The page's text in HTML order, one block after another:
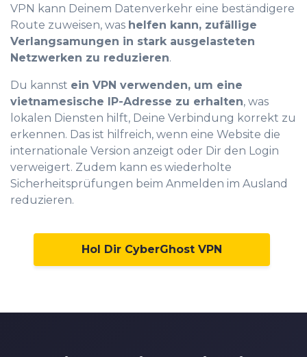
VPN kann Deinem Datenverkehr eine beständigere
Route zuweisen, was helfen kann, zufällige
Verlangsamungen in stark ausgelasteten
Netzwerken zu reduzieren.
Du kannst ein VPN verwenden, um eine
vietnamesische IP-Adresse zu erhalten, was
lokalen Diensten hilft, Deine Verbindung korrekt zu
erkennen. Das ist hilfreich, wenn eine Website die
internationale Version anzeigt oder Dir den Login
verweigert. Zudem kann es wiederholte
Sicherheitsprüfungen beim Anmelden im Ausland
reduzieren.
Hol Dir CyberGhost VPN